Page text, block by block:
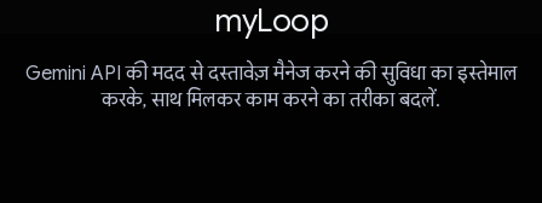
myLoop
Gemini API की मदद से दस्तावेज़ मैनेज करने की सुविधा का इस्तेमाल
करके, साथ मिलकर काम करने का तरीका बदलें.